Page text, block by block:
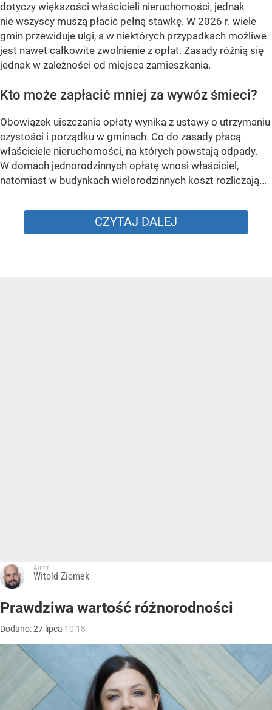
dotyczy większości właścicieli nieruchomości, jednak
nie wszyscy muszą płacić pełną stawkę. W 2026 r. wiele
gmin przewiduje ulgi, a w niektórych przypadkach możliwe
jest nawet całkowite zwolnienie z opłat. Zasady różnią się
jednak w zależności od miejsca zamieszkania.
Kto może zapłacić mniej za wywóz śmieci?
Obowiązek uiszczania opłaty wynika z ustawy o utrzymaniu
czystości i porządku w gminach. Co do zasady płacą
właściciele nieruchomości, na których powstają odpady.
W domach jednorodzinnych opłatę wnosi właściciel,
natomiast w budynkach wielorodzinnych koszt rozliczają...
CZYTAJ DALEJ
Autor:
Witold Ziomek
Prawdziwa wartość różnorodności
Dodano:27 lipca 10:18